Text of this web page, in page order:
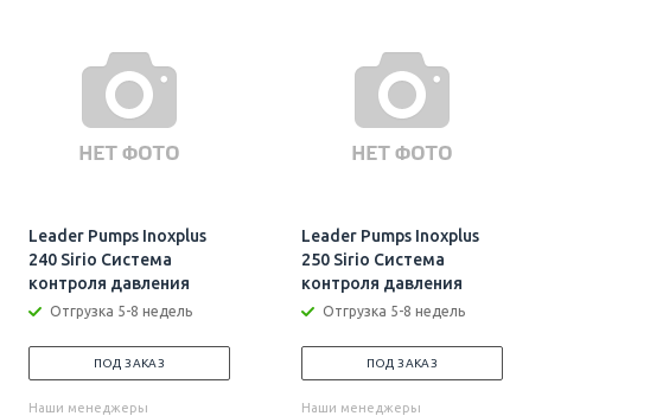
Leader Pumps Inoxplus
240 Sirio Система
контроля давления
Отгрузка 5-8 недель
ПОД ЗАКАЗ
Наши менеджеры
Leader Pumps Inoxplus
250 Sirio Система
контроля давления
Отгрузка 5-8 недель
ПОД ЗАКАЗ
Наши менеджеры